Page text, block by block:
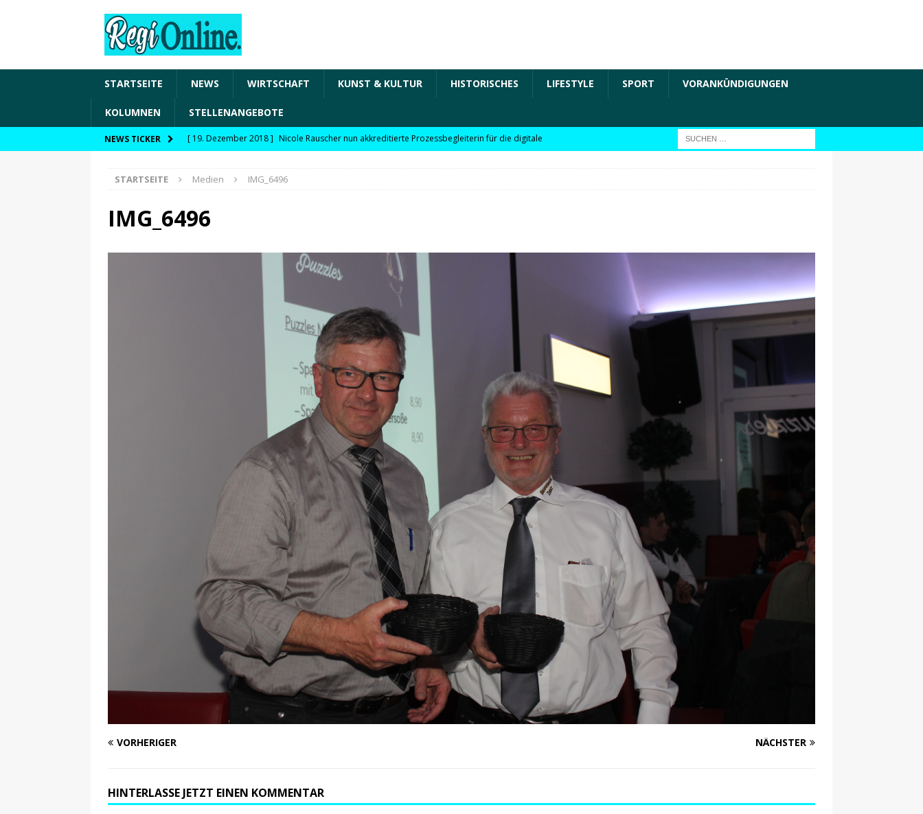
STARTSEITE NEWS WIRTSCHAFT KUNST & KULTUR HISTORISCHES LIFESTYLE SPORT VORANKÜNDIGUNGEN
KOLUMNEN STELLENANGEBOTE
NEWS TICKER [ 19. Dezember 2018 ] Nicole Rauscher nun akkreditierte Prozessbegleiterin für die digitale
WIRTSCHAFT
[ 19. Dezember 2018 ]
förderfähige Handlungsfelder für KMU
WIRTSCHAFT
FDP Schwaben möchte Einzelhandel bei Digitalisierung unterstützen
FDP will digitale Lösungen für den Einzelhandel Lindauer Zeitung –
[ 24. Dezember 2020 ]
Selbständigen und freien Mitarbeitern mehr Raum geben wegen Corona
Nützliche Informationen für Unternehmen die von der Corona-Krise betroffen
Wichtige Informationen über das von der Bundesregierung veröffentlichte
Schutzschild für Beschäftigte und Unternehmen
WIRTSCHAFT
[ 18. Dezember 2019 ]
Der Mitarbeiter*in als Kraft für neue Konzepte und Innovationen
WIRTSCHAFT
STARTSEITE Medien IMG_6496
IMG_6496
VORHERIGER NÄCHSTER
HINTERLASSE JETZT EINEN KOMMENTAR